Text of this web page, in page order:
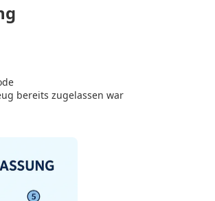
bereits zugelassen war